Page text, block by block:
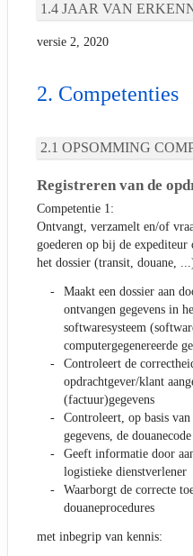
JAAR VAN
versie 2, 2020
Competenties
OPSOMMING
Registreren van de
Competentie 1:
Ontvangt, verzamelt en/of
goederen op bij de
het dossier (transit, douane,
Maakt een dossier aan
ontvangen gegevens in
softwaresysteem
computergegenereerde
Controleert de
opdrachtgever/klant
(factuur)gegevens
Controleert, op basis
gegevens, de
Geeft informatie door
logistieke dienstverlener
Waarborgt de correcte
douaneprocedures
met inbegrip van kennis: